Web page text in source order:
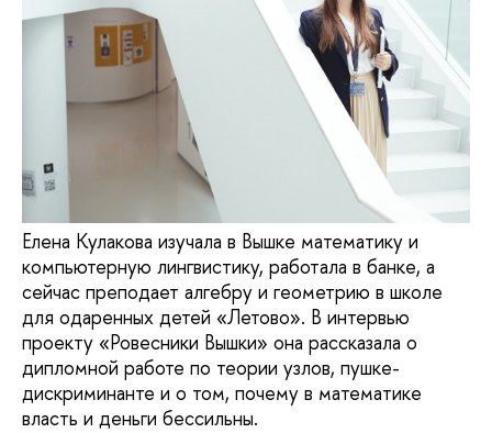
Елена Кулакова изучала в Вышке математику и
компьютерную лингвистику, работала в банке, а
сейчас преподает алгебру и геометрию в школе
для одаренных детей «Летово». В интервью
проекту «Ровесники Вышки» она рассказала о
дипломной работе по теории узлов, пушке-
дискриминанте и о том, почему в математике
власть и деньги бессильны.